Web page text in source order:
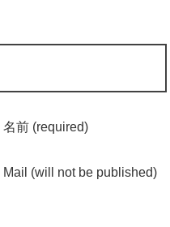
名前 (required)
Mail (will not be published)